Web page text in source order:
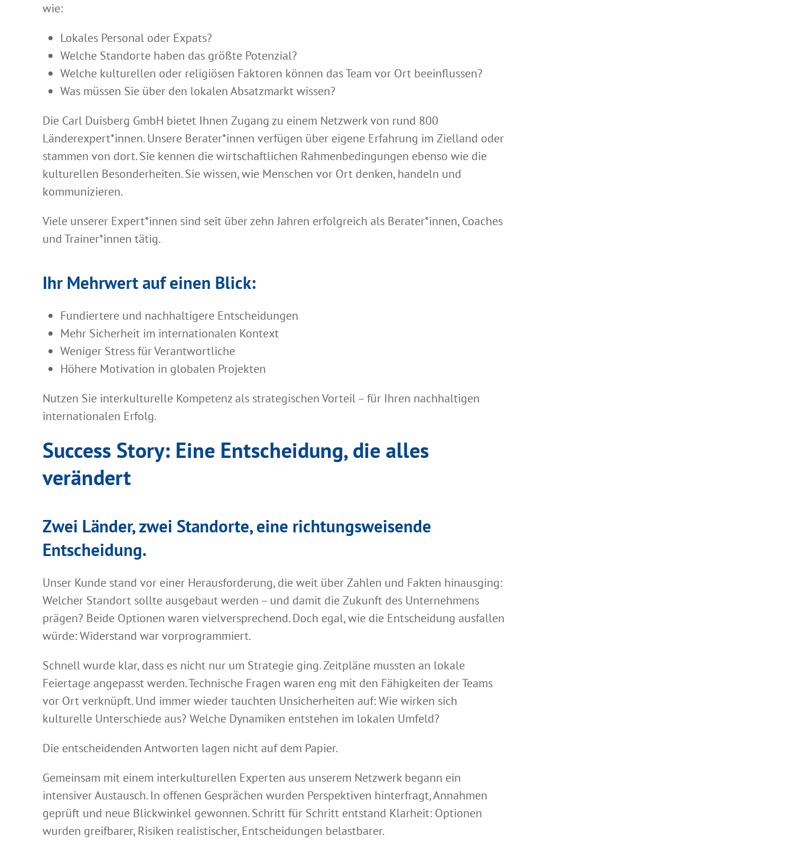
wie:
Lokales Personal oder Expats?
Welche Standorte haben das größte Potenzial?
Welche kulturellen oder religiösen Faktoren können das Team vor Ort beeinflussen?
Was müssen Sie über den lokalen Absatzmarkt wissen?
Die Carl Duisberg GmbH bietet Ihnen Zugang zu einem Netzwerk von rund 800
Länderexpert*innen. Unsere Berater*innen verfügen über eigene Erfahrung im Zielland oder
stammen von dort. Sie kennen die wirtschaftlichen Rahmenbedingungen ebenso wie die
kulturellen Besonderheiten. Sie wissen, wie Menschen vor Ort denken, handeln und
kommunizieren.
Viele unserer Expert*innen sind seit über zehn Jahren erfolgreich als Berater*innen, Coaches
und Trainer*innen tätig.
Ihr Mehrwert auf einen Blick:
Fundiertere und nachhaltigere Entscheidungen
Mehr Sicherheit im internationalen Kontext
Weniger Stress für Verantwortliche
Höhere Motivation in globalen Projekten
Nutzen Sie interkulturelle Kompetenz als strategischen Vorteil – für Ihren nachhaltigen
internationalen Erfolg.
Success Story: Eine Entscheidung, die alles
verändert
Zwei Länder, zwei Standorte, eine richtungsweisende
Entscheidung.
Unser Kunde stand vor einer Herausforderung, die weit über Zahlen und Fakten hinausging:
Welcher Standort sollte ausgebaut werden – und damit die Zukunft des Unternehmens
prägen? Beide Optionen waren vielversprechend. Doch egal, wie die Entscheidung ausfallen
würde: Widerstand war vorprogrammiert.
Schnell wurde klar, dass es nicht nur um Strategie ging. Zeitpläne mussten an lokale
Feiertage angepasst werden. Technische Fragen waren eng mit den Fähigkeiten der Teams
vor Ort verknüpft. Und immer wieder tauchten Unsicherheiten auf: Wie wirken sich
kulturelle Unterschiede aus? Welche Dynamiken entstehen im lokalen Umfeld?
Die entscheidenden Antworten lagen nicht auf dem Papier.
Gemeinsam mit einem interkulturellen Experten aus unserem Netzwerk begann ein
intensiver Austausch. In offenen Gesprächen wurden Perspektiven hinterfragt, Annahmen
geprüft und neue Blickwinkel gewonnen. Schritt für Schritt entstand Klarheit: Optionen
wurden greifbarer, Risiken realistischer, Entscheidungen belastbarer.